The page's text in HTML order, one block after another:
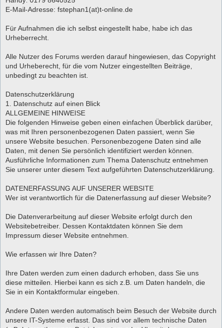
E-Mail-Adresse: fstephan1(at)t-online.de
Für Aufnahmen die ich selbst eingestellt habe, habe ich das
Urheberrecht.
Alle Nutzer des Forums werden darauf hingewiesen, das Copyright
und Urheberecht, für die vom Nutzer eingestellten Beiträge,
unbedingt zu beachten ist.
Datenschutzerklärung
1. Datenschutz auf einen Blick
ALLGEMEINE HINWEISE
Die folgenden Hinweise geben einen einfachen Überblick darüber,
was mit Ihren personenbezogenen Daten passiert, wenn Sie
unsere Website besuchen. Personenbezogene Daten sind alle
Daten, mit denen Sie persönlich identifiziert werden können.
Ausführliche Informationen zum Thema Datenschutz entnehmen
Sie unserer unter diesem Text aufgeführten Datenschutzerklärung.
DATENERFASSUNG AUF UNSERER WEBSITE
Wer ist verantwortlich für die Datenerfassung auf dieser Website?
Die Datenverarbeitung auf dieser Website erfolgt durch den
Websitebetreiber. Dessen Kontaktdaten können Sie dem
Impressum dieser Website entnehmen.
Wie erfassen wir Ihre Daten?
Ihre Daten werden zum einen dadurch erhoben, dass Sie uns
diese mitteilen. Hierbei kann es sich z.B. um Daten handeln, die
Sie in ein Kontaktformular eingeben.
Andere Daten werden automatisch beim Besuch der Website durch
unsere IT-Systeme erfasst. Das sind vor allem technische Daten